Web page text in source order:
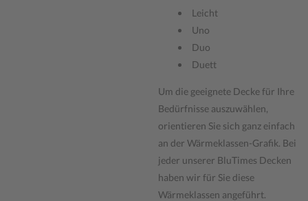
Leicht
Uno
Duo
Duett
Um die geeignete Decke für Ihre
Bedürfnisse auszuwählen,
orientieren Sie sich ganz einfach
an der Wärmeklassen-Grafik. Bei
jeder unserer BluTimes Decken
haben wir für Sie diese
Wärmeklassen angeführt.